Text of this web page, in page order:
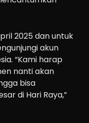
2025 dan untuk
akun
“Kami harap
nanti akan
bisa
di Hari Raya,”